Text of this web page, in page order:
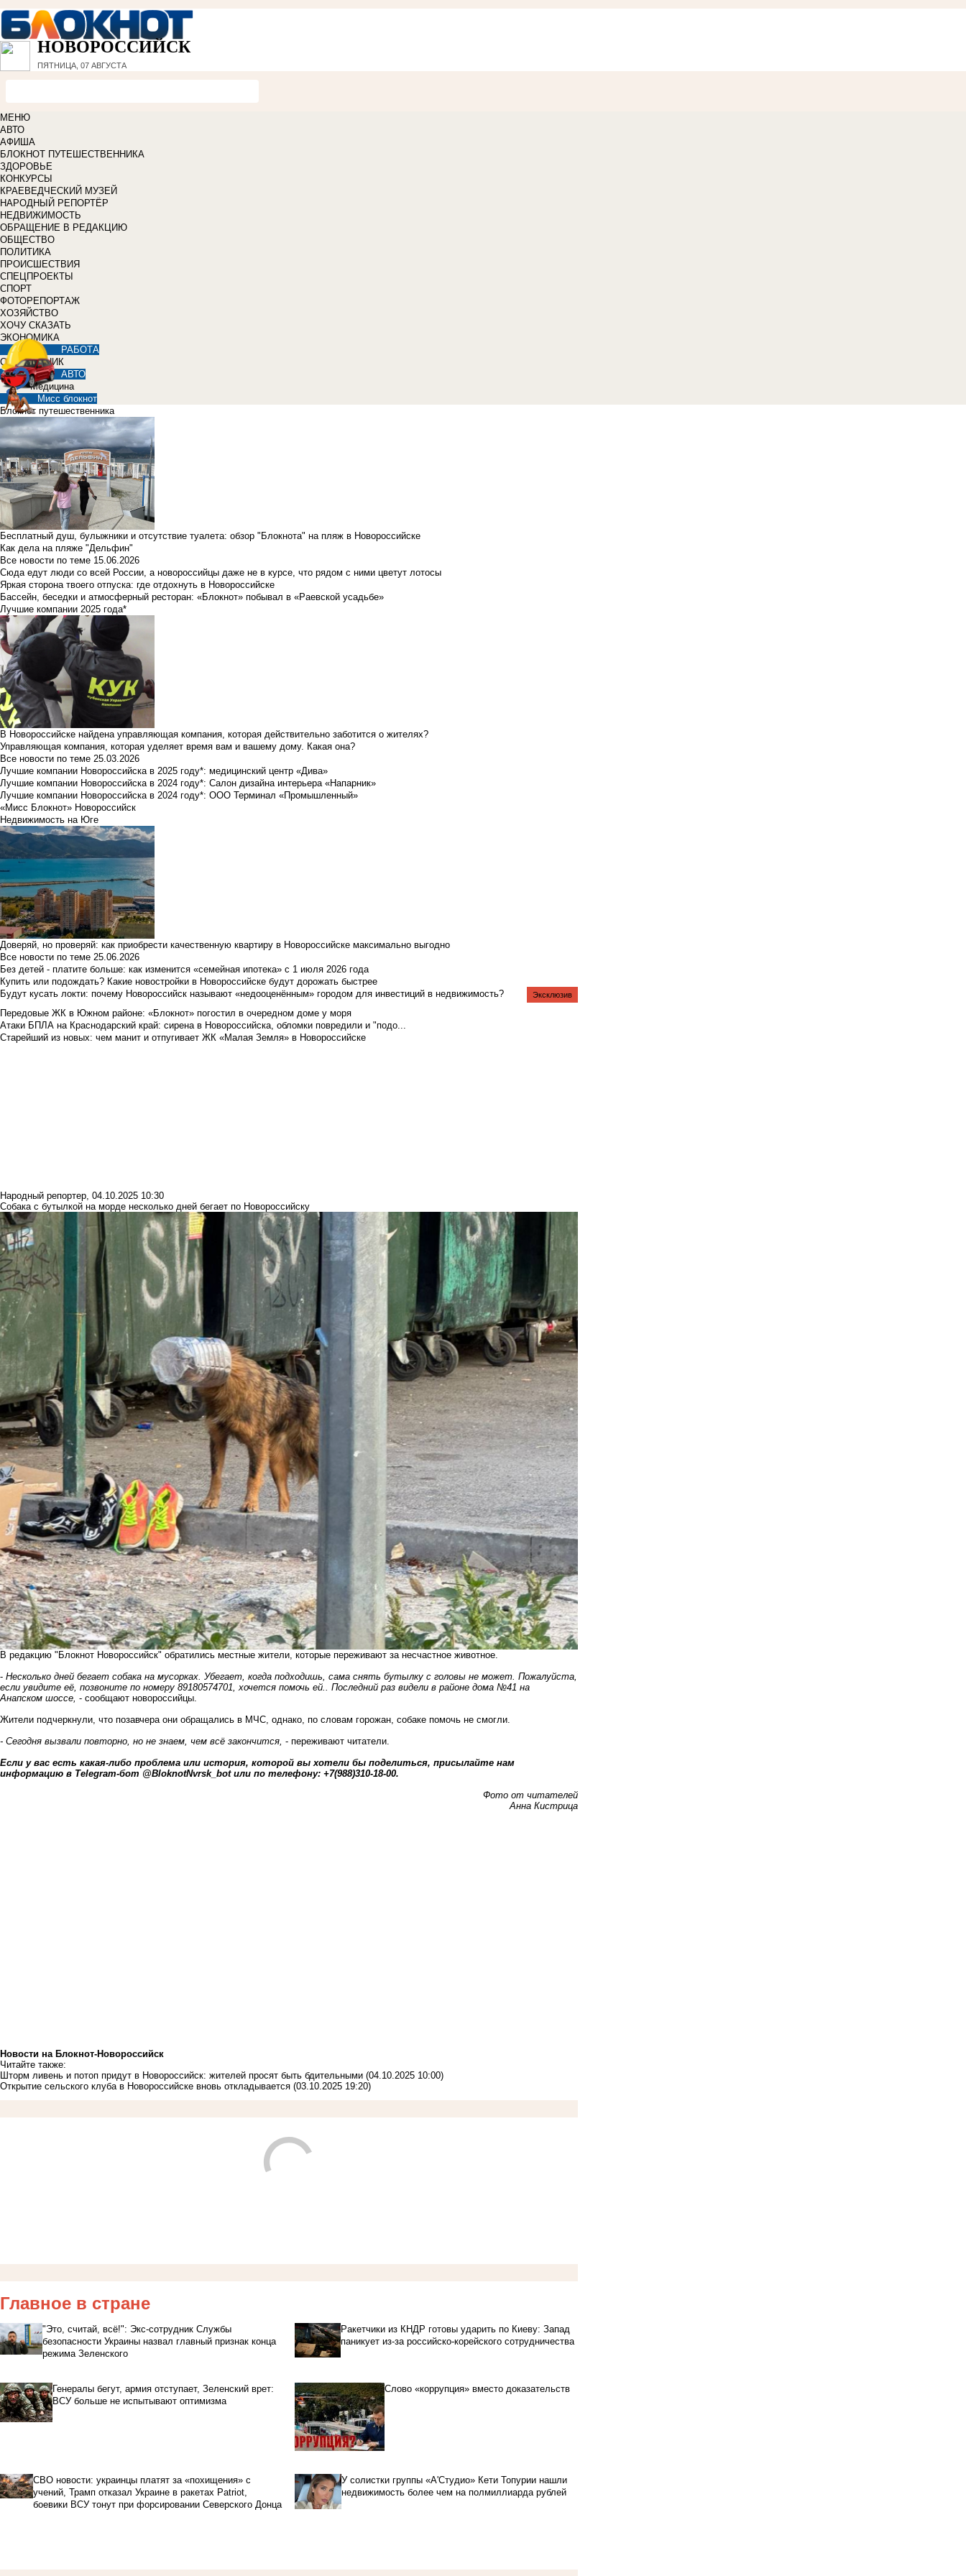
НОВОРОССИЙСК
ПЯТНИЦА, 07 АВГУСТА
МЕНЮ
АВТО
АФИША
БЛОКНОТ ПУТЕШЕСТВЕННИКА
ЗДОРОВЬЕ
КОНКУРСЫ
КРАЕВЕДЧЕСКИЙ МУЗЕЙ
НАРОДНЫЙ РЕПОРТЁР
НЕДВИЖИМОСТЬ
ОБРАЩЕНИЕ В РЕДАКЦИЮ
ОБЩЕСТВО
ПОЛИТИКА
ПРОИСШЕСТВИЯ
СПЕЦПРОЕКТЫ
СПОРТ
ФОТОРЕПОРТАЖ
ХОЗЯЙСТВО
ХОЧУ СКАЗАТЬ
ЭКОНОМИКА
РАБОТА
СПРАВОЧНИК
АВТО
Медицина
Мисс блокнот
Блокнот путешественника
Бесплатный душ, булыжники и отсутствие туалета: обзор "Блокнота" на пляж в Новороссийске
Как дела на пляже "Дельфин"
Все новости по теме 15.06.2026
Сюда едут люди со всей России, а новороссийцы даже не в курсе, что рядом с ними цветут лотосы
Яркая сторона твоего отпуска: где отдохнуть в Новороссийске
Бассейн, беседки и атмосферный ресторан: «Блокнот» побывал в «Раевской усадьбе»
Лучшие компании 2025 года*
В Новороссийске найдена управляющая компания, которая действительно заботится о жителях?
Управляющая компания, которая уделяет время вам и вашему дому. Какая она?
Все новости по теме 25.03.2026
Лучшие компании Новороссийска в 2025 году*: медицинский центр «Дива»
Лучшие компании Новороссийска в 2024 году*: Салон дизайна интерьера «Напарник»
Лучшие компании Новороссийска в 2024 году*: ООО Терминал «Промышленный»
«Мисс Блокнот» Новороссийск
Недвижимость на Юге
Доверяй, но проверяй: как приобрести качественную квартиру в Новороссийске максимально выгодно
Все новости по теме 25.06.2026
Без детей - платите больше: как изменится «семейная ипотека» с 1 июля 2026 года
Купить или подождать? Какие новостройки в Новороссийске будут дорожать быстрее
Будут кусать локти: почему Новороссийск называют «недооценённым» городом для инвестиций в недвижимость?
Передовые ЖК в Южном районе: «Блокнот» погостил в очередном доме у моря
Атаки БПЛА на Краснодарский край: сирена в Новороссийска, обломки повредили и "подо...
Старейший из новых: чем манит и отпугивает ЖК «Малая Земля» в Новороссийске
Эксклюзив
Народный репортер, 04.10.2025 10:30
Собака с бутылкой на морде несколько дней бегает по Новороссийску
В редакцию "Блокнот Новороссийск" обратились местные жители, которые переживают за несчастное животное.
- Несколько дней бегает собака на мусорках. Убегает, когда подходишь, сама снять бутылку с головы не может. Пожалуйста,
если увидите её , позвоните по номеру 89180574701, хочется помочь ей.. Последний раз видели в районе дома №41 на
Анапском шоссе, - сообщают новороссийцы.
Жители подчеркнули, что позавчера они обращались в МЧС, однако, по словам горожан, собаке помочь не смогли.
- Сегодня вызвали повторно, но не знаем, чем всё закончится, - переживают читатели.
Если у вас есть какая-либо проблема или история, которой вы хотели бы поделиться, присылайте нам
информацию в Telegram-бот @BloknotNvrsk_bot или по телефону: ‪+7(988)310-18-00.
Фото от читателей
Анна Кистрица
Новости на Блoкнoт-Новороссийск
Читайте также:
Шторм ливень и потоп придут в Новороссийск: жителей просят быть бдительными (04.10.2025 10:00)
Открытие сельского клуба в Новороссийске вновь откладывается (03.10.2025 19:20)
Главное в стране
"Это, считай, всё!": Экс-сотрудник Службы
безопасности Украины назвал главный признак конца
режима Зеленского
Ракетчики из КНДР готовы ударить по Киеву: Запад
паникует из-за российско-корейского сотрудничества
Генералы бегут, армия отступает, Зеленский врет:
ВСУ больше не испытывают оптимизма
Слово «коррупция» вместо доказательств
СВО новости: украинцы платят за «похищения» с
учений, Трамп отказал Украине в ракетах Patriot,
боевики ВСУ тонут при форсировании Северского Донца
У солистки группы «А'Студио» Кети Топурии нашли
недвижимость более чем на полмиллиарда рублей